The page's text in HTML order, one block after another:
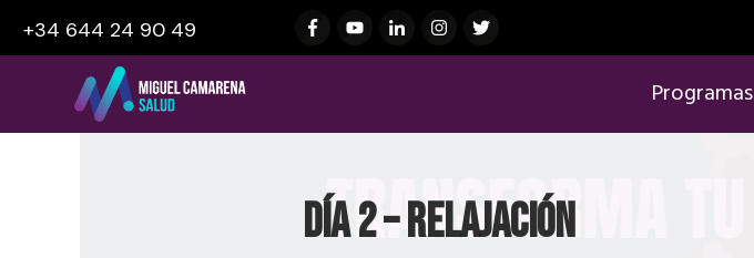
+34 644 24 90 49
Programas
Día 2 – Relajación